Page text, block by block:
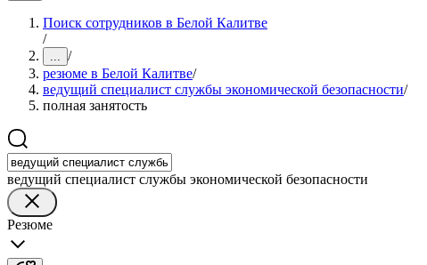
Поиск сотрудников в Белой Калитве
/
... /
резюме в Белой Калитве/
ведущий специалист службы экономической безопасности/
полная занятость
ведущий специалист службы экономической безопасности
Резюме